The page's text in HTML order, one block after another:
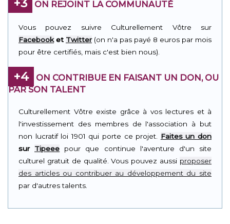
+3 ON REJOINT LA COMMUNAUTÉ
Vous pouvez suivre Culturellement Vôtre sur
Facebooket Twitter(on n'a pas payé 8 euros par mois
pour être certifiés, mais c'est bien nous).
+4
ON CONTRIBUE EN FAISANT UN DON, OU
PAR SON TALENT
Culturellement Vôtre existe grâce à vos lectures et à
l'investissement des membres de l'association à but
non lucratif loi 1901 qui porte ce projet. Faites un don
sur Tipeee pour que continue l'aventure d'un site
culturel gratuit de qualité. Vous pouvez aussi proposer
des articles ou contribuer au développement du site
par d'autres talents.